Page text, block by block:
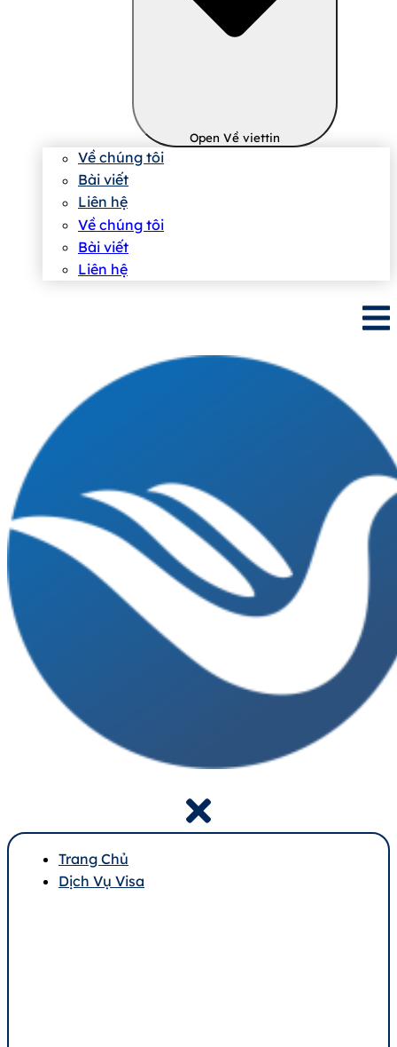
Open Về viettin
Về chúng tôi
Bài viết
Liên hệ
Về chúng tôi
Bài viết
Liên hệ
Trang Chủ
Dịch Vụ Visa